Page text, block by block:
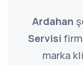
Ardahan
Servisi
marka